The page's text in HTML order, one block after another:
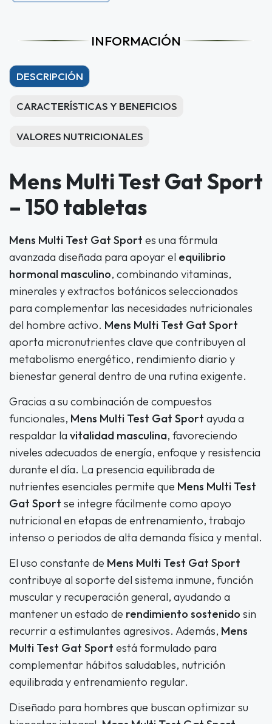
INFORMACIÓN
Mens Multi Test Gat Sport
– 150 tabletas
Mens Multi Test Gat Sport es una fórmula
avanzada diseñada para apoyar el equilibrio
hormonal masculino, combinando vitaminas,
minerales y extractos botánicos seleccionados
para complementar las necesidades nutricionales
del hombre activo. Mens Multi Test Gat Sport
aporta micronutrientes clave que contribuyen al
metabolismo energético, rendimiento diario y
bienestar general dentro de una rutina exigente.
Gracias a su combinación de compuestos
funcionales, Mens Multi Test Gat Sport ayuda a
respaldar la vitalidad masculina, favoreciendo
niveles adecuados de energía, enfoque y resistencia
durante el día. La presencia equilibrada de
nutrientes esenciales permite que Mens Multi Test
Gat Sport se integre fácilmente como apoyo
nutricional en etapas de entrenamiento, trabajo
intenso o periodos de alta demanda física y mental.
El uso constante de Mens Multi Test Gat Sport
contribuye al soporte del sistema inmune, función
muscular y recuperación general, ayudando a
mantener un estado de rendimiento sostenido sin
recurrir a estimulantes agresivos. Además, Mens
Multi Test Gat Sport está formulado para
complementar hábitos saludables, nutrición
equilibrada y entrenamiento regular.
Diseñado para hombres que buscan optimizar su
DESCRIPCIÓN
CARACTERÍSTICAS Y BENEFICIOS
VALORES NUTRICIONALES